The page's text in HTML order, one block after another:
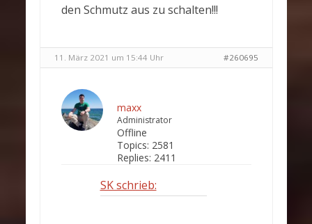
den Schmutz aus zu schalten!!!
11. März 2021 um 15:44 Uhr #260695
maxx
Administrator
Offline
Topics: 2581
Replies: 2411
SK schrieb: